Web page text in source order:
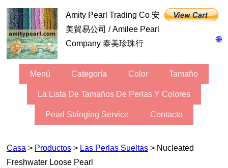
🌐
Amity Pearl Trading Co 安
美貿易公司 / Amilee Pearl
Company 泰美珍珠行
Menú Categoría Color Tamaño
La Lista De Tamaños De Perlas Y Colores
Pearl Stringing Service Contacto
Casa > Productos > Las Perlas Sueltas > Nucleated
Freshwater Loose Pearl